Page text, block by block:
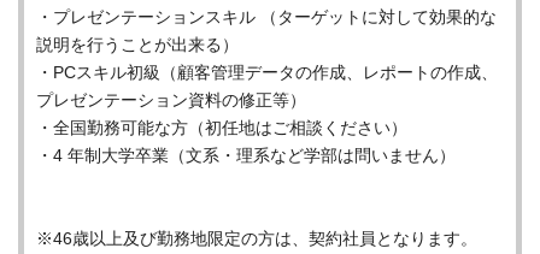
・プレゼンテーションスキル （ターゲットに対して効果的な
説明を行うことが出来る）
・PCスキル初級（顧客管理データの作成、レポートの作成、
プレゼンテーション資料の修正等）
・全国勤務可能な方（初任地はご相談ください）
・4 年制大学卒業（文系・理系など学部は問いません）
※46歳以上及び勤務地限定の方は、契約社員となります。